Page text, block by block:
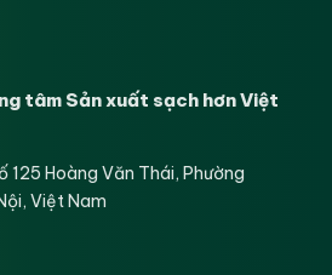
tâm Sản xuất sạch hơn Việt
125 Hoàng Văn Thái, Phường
Việt Nam